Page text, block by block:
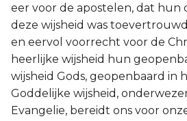
eer voor de apostelen, dat hun
deze wijsheid was
en eervol voorrecht voor de
heerlijke wijsheid hun
wijsheid Gods, geopenbaard in
Goddelijke wijsheid,
Evangelie, bereidt ons voor